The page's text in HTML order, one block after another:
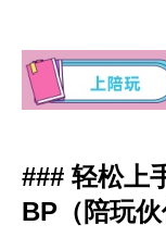
### 轻松上
BP（陪玩伙